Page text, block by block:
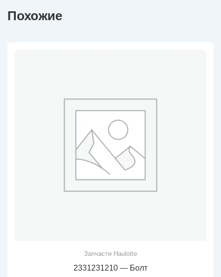
Похожие
Запчасти Haulotte
2331231210 — Болт